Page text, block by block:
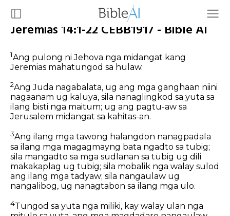
Jeremias 14:1-22 CEBB1917 - Bible AI
1Ang pulong ni Jehova nga midangat kang
Jeremias mahatungod sa hulaw.
2Ang Juda nagabalata, ug ang mga ganghaan niini
nagaanam ug kaluya, sila nanaglingkod sa yuta sa
ilang bisti nga maitum; ug ang pagtu-aw sa
Jerusalem midangat sa kahitas-an.
3Ang ilang mga tawong halangdon nanagpadala
sa ilang mga magagmayng bata ngadto sa tubig;
sila mangadto sa mga sudlanan sa tubig ug dili
makakaplag ug tubig; sila mobalik nga walay sulod
ang ilang mga tadyaw; sila nangaulaw ug
nangalibog, ug nanagtabon sa ilang mga ulo.
4Tungod sa yuta nga miliki, kay walay ulan nga